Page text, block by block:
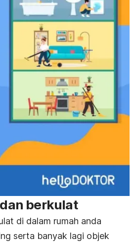
berkulat
di dalam rumah anda
serta banyak lagi objek